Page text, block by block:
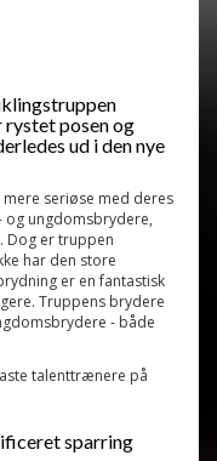
rystet posen og
ud i den nye
seriøse med deres
og ungdomsbrydere,
Dog er truppen
har den store
er en fantastisk
Truppens brydere
- både
talenttrænere på
sparring